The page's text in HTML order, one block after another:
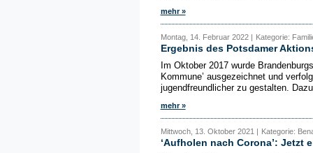
mehr »
Montag, 14. Februar 2022 | Kategorie:
Ergebnis des Potsdamer
Im Oktober 2017 wurde
Kommune’ ausgezeichnet und
jugendfreundlicher zu gestalten.
mehr »
Mittwoch, 13. Oktober 2021 | Kategorie:
‘Aufholen nach Corona’: Jetzt